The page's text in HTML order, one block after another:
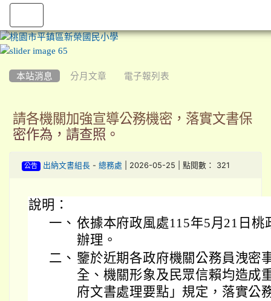
本站消息 分月文章 電子報列表
請各機關加強宣導公務機密，落實文書保
密作為，請查照。
公告 出納文書組長- 總務處 | 2026-05-25 | 點閱數： 321
說明：
一、 依據本府政風處115年5月21日桃
辦理。
二、 鑒於近期各政府機關公務員洩密
全、機關形象及民眾信賴均造成
府文書處理要點」規定，落實公